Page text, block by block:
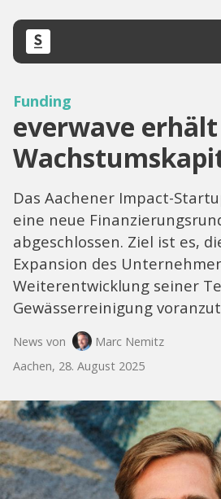
Funding
everwave erhält
Das Aachener Impact-
eine neue
abgeschlossen. Ziel ist es,
Expansion des
Weiterentwicklung seiner
Gewässerreinigung
News von
Marc Nemitz
Aachen, 28. August 2025